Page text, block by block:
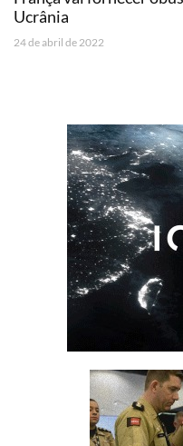
Ucrânia
24 de abril de 2022